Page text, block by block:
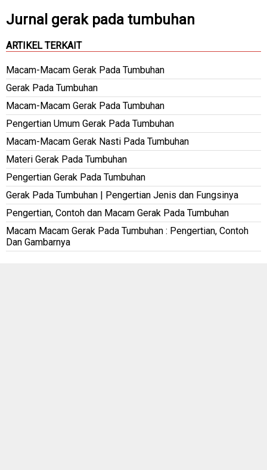
Jurnal gerak pada tumbuhan
ARTIKEL TERKAIT
Macam-Macam Gerak Pada Tumbuhan
Gerak Pada Tumbuhan
Macam-Macam Gerak Pada Tumbuhan
Pengertian Umum Gerak Pada Tumbuhan
Macam-Macam Gerak Nasti Pada Tumbuhan
Materi Gerak Pada Tumbuhan
Pengertian Gerak Pada Tumbuhan
Gerak Pada Tumbuhan | Pengertian Jenis dan Fungsinya
Pengertian, Contoh dan Macam Gerak Pada Tumbuhan
Macam Macam Gerak Pada Tumbuhan : Pengertian, Contoh
Dan Gambarnya